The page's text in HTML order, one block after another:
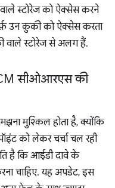
स्टोरेज को ऐक्सेस करने
उन कुकी को ऐक्सेस करता
वाले स्टोरेज से अलग हैं.
सीओआरएस की
मुश्किल होता है, क्योंकि
को लेकर चर्चा चल रही
है कि आईडी दावे के
चाहिए. यह अपडेट, इस